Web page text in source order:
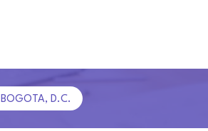
BOGOTA, D.C.